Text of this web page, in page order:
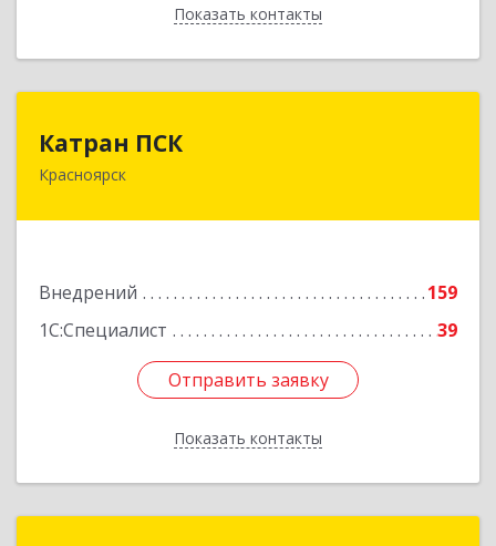
Показать контакты
Назад
Катран ПСК
Красноярск
Внедрений
159
1С:Специалист
39
Отправить заявку
Показать контакты
660022, Красноярский край, Красноярск г,
Отправить заявку
Назад